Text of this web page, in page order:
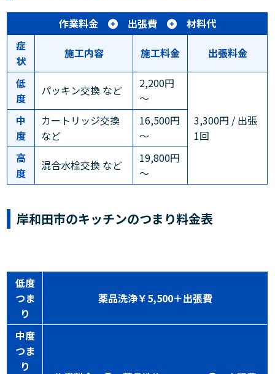
作業料金 出張費
材料代
症
状
施工内容 施工料金 出張料金
低
度
パッキン交換 など
2,200円
～
3,300円 / 出張
1回
中
度
カートリッジ交換
など
16,500円
～
高
度
混合水栓交換 など
19,800円
～
岸和田市のキッチンのつまり料金表
低度
つま
り
薬品洗浄￥5,500＋出張費
中度
つま
り